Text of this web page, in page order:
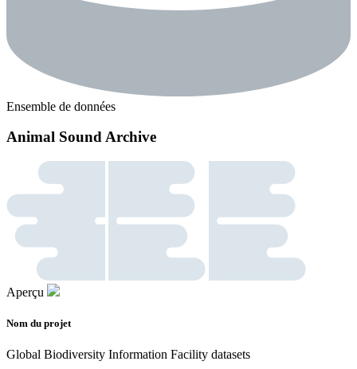
Ensemble de données
Animal Sound Archive
Aperçu
Nom du projet
Global Biodiversity Information Facility datasets